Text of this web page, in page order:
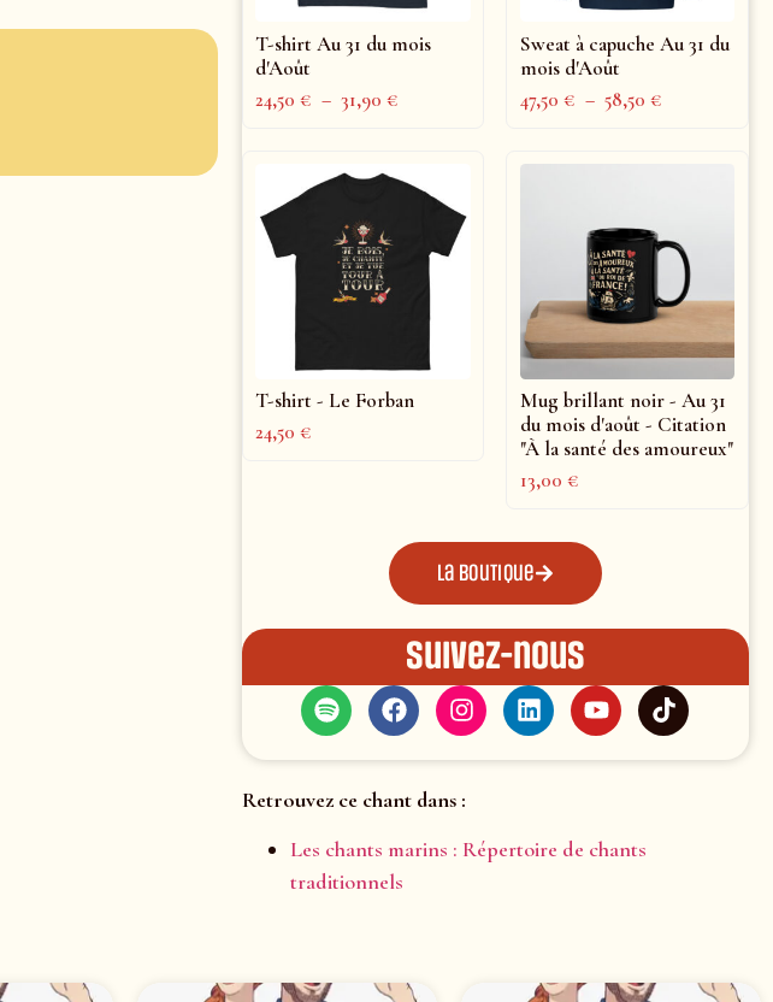
T-shirt Au 31 du mois
d'Août
24,50€ – 31,90€
Sweat à capuche Au 31 du
mois d'Août
47,50€ – 58,50€
T-shirt - Le Forban
24,50€
Mug brillant noir - Au 31
du mois d'août - Citation
"À la santé des amoureux"
13,00€
La boutique
Suivez-nous
Retrouvez ce chant dans :
Les chants marins : Répertoire de chants
traditionnels